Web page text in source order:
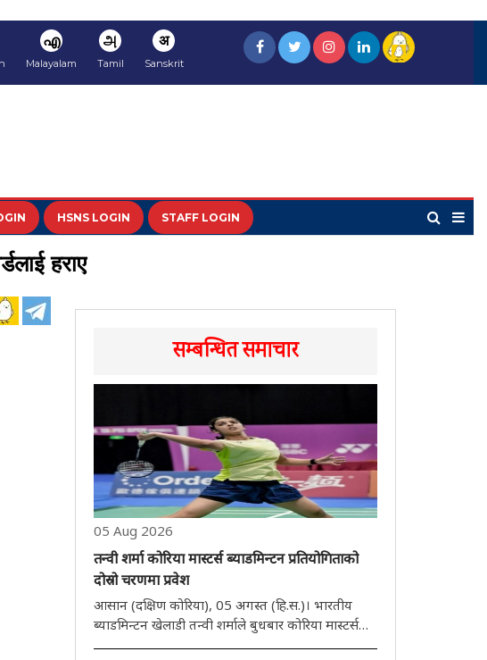
എ
Malayalam
அ
Tamil
अ
Sanskrit
HSNS LOGIN STAFF LOGIN
हराए
सम्बन्धित समाचार
05 Aug 2026
तन्वी शर्मा कोरिया मास्टर्स ब्याडमिन्टन प्रतियोगिताको
दोस्रो चरणमा प्रवेश
आसान (दक्षिण कोरिया), 05 अगस्त (हि.स.)। भारतीय
ब्याडमिन्टन खेलाडी तन्वी शर्माले बुधबार कोरिया मास्टर्स